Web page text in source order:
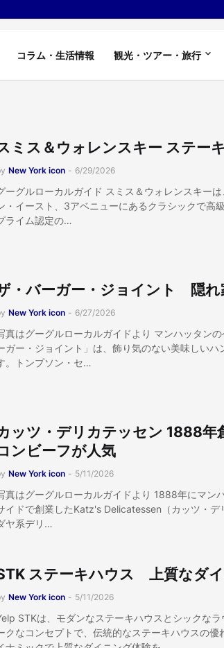
コラム・生活情報 観光・ツアー・旅行
ミス＆ウォレンスキー ステー
New York icon - 6/29/2026
ーグルローカルガイド スミス＆ウォレンスキー
・イースト、3アベニューにあるクラシックで高
ライム認定の…
・バーガー・ジョイント 隠れ
New York icon - 6/27/2026
真はグーグルローカルガイドより マンハッタン
ガー・ジョイント」は、飾り気のない美味しい
。トンプソン・セ…
ッツ・デリカテッセン 1888年
ンビーフが人気
New York icon - 5/11/2026
真はグーグルローカルガイドより 1888年にマン
イドで創業したKatz's Delicatessen（カッツ・デ
ヤ系デリ…
ステーキハウス 上質なダ
New York icon - 5/11/2026
STKは、モダンなステーキハウスとシックな
クなコンセプトで、伝統的なステーキハウスの